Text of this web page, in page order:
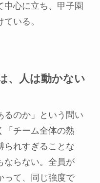
中心に立ち、甲子園
いる。
、人は動かない
るのか」という問い
「チーム全体の熱
られすぎることな
ならない。全員が
って、同じ強度で